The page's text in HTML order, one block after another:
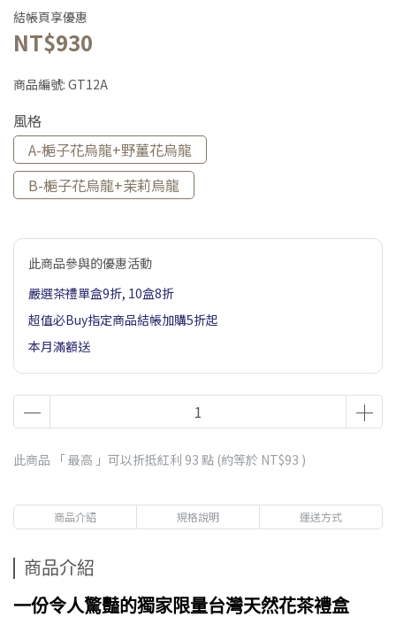
結帳頁享優惠
NT$930
商品編號: GT12A
風格
A-梔子花烏龍+野薑花烏龍
B-梔子花烏龍+茉莉烏龍
此商品參與的優惠活動
嚴選茶禮單盒9折, 10盒8折
超值必Buy指定商品結帳加購5折起
本月滿額送
此商品 「 最高 」可以折抵紅利 93 點 (約等於 NT$93 )
商品介紹 規格說明 運送方式
商品介紹
一份令人驚豔的獨家限量台灣天然花茶禮盒